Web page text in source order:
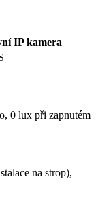
IP kamera
0 lux při zapnutém
na strop),